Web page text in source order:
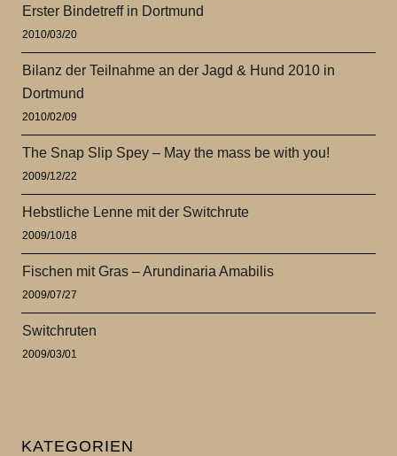
Erster Bindetreff in Dortmund
2010/03/20
Bilanz der Teilnahme an der Jagd & Hund 2010 in
Dortmund
2010/02/09
The Snap Slip Spey – May the mass be with you!
2009/12/22
Hebstliche Lenne mit der Switchrute
2009/10/18
Fischen mit Gras – Arundinaria Amabilis
2009/07/27
Switchruten
2009/03/01
KATEGORIEN